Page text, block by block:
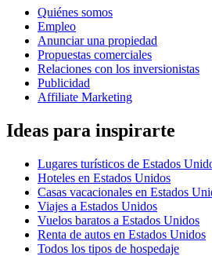
Quiénes somos
Empleo
Anunciar una propiedad
Propuestas comerciales
Relaciones con los inversionistas
Publicidad
Affiliate Marketing
Ideas para inspirarte
Lugares turísticos de Estados
Hoteles en Estados Unidos
Casas vacacionales en Estados
Viajes a Estados Unidos
Vuelos baratos a Estados Unidos
Renta de autos en Estados Unidos
Todos los tipos de hospedaje